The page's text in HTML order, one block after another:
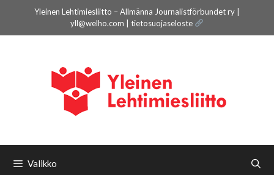
Yleinen Lehtimiesliitto – Allmänna Journalistförbundet ry |
yll@welho.com |tietosuojaseloste
Valikko